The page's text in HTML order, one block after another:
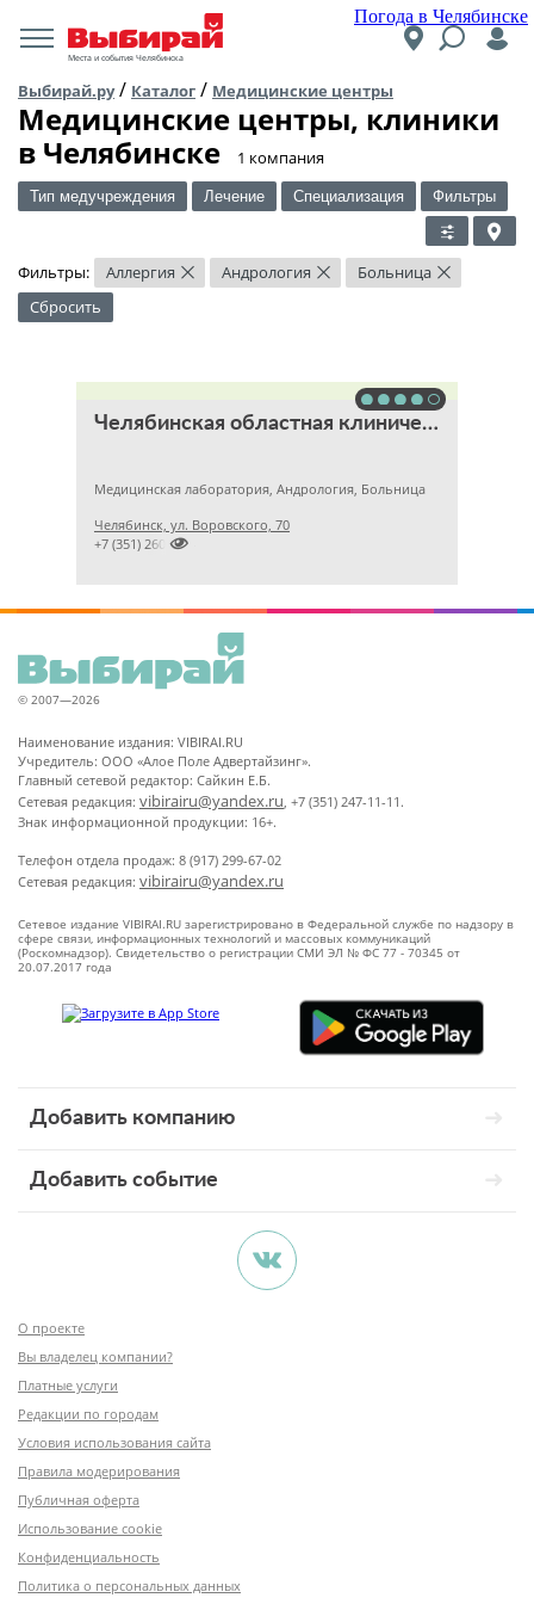
Погода в Челябинске
Места и события Челябинска
Выбирай.ру/ Каталог / Медицинские центры
Медицинские центры, клиники
в Челябинске
​1 компания
Тип медучреждения Лечение Специализация Фильтры
Фильтры: Аллергия × Андрология × Больница ×
Сбросить
Челябинская областная клиническая больница
Медицинская лаборатория, Андрология, Больница
Челябинск, ул. Воровского, 70

+7 (351) 2609824
© 2007—2026
Наименование издания: VIBIRAI.RU
Учредитель: ООО «Алое Поле Адвертайзинг».
Главный сетевой редактор: Сайкин Е.Б.
Сетевая редакция: vibirairu@yandex.ru, +7 (351) 247-11-11.
Знак информационной продукции: 16+.
Телефон отдела продаж: 8 (917) 299-67-02
Сетевая редакция: vibirairu@yandex.ru
Сетевое издание VIBIRAI.RU зарегистрировано в Федеральной службе по надзору в
сфере связи, информационных технологий и массовых коммуникаций
(Роскомнадзор). Свидетельство о регистрации СМИ ЭЛ № ФС 77 - 70345 от
20.07.2017 года
Добавить компанию
Добавить событие
О проекте
Вы владелец компании?
Платные услуги
Редакции по городам
Условия использования сайта
Правила модерирования
Публичная оферта
Использование cookie
Конфиденциальность
Политика о персональных данных